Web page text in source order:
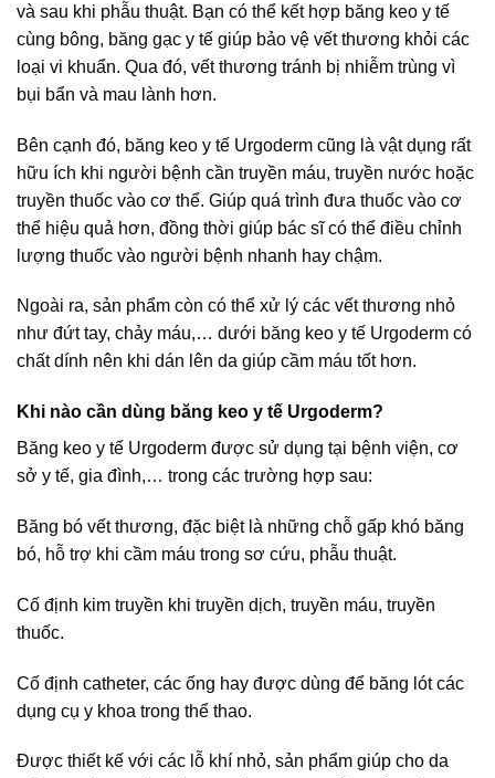
và sau khi phẫu thuật. Bạn có thể kết hợp băng keo y tế
cùng bông, băng gạc y tế giúp bảo vệ vết thương khỏi các
loại vi khuẩn. Qua đó, vết thương tránh bị nhiễm trùng vì
bụi bẩn và mau lành hơn.
Bên cạnh đó, băng keo y tế Urgoderm cũng là vật dụng rất
hữu ích khi người bệnh cần truyền máu, truyền nước hoặc
truyền thuốc vào cơ thể. Giúp quá trình đưa thuốc vào cơ
thể hiệu quả hơn, đồng thời giúp bác sĩ có thể điều chỉnh
lượng thuốc vào người bệnh nhanh hay chậm.
Ngoài ra, sản phẩm còn có thể xử lý các vết thương nhỏ
như đứt tay, chảy máu,… dưới băng keo y tế Urgoderm có
chất dính nên khi dán lên da giúp cầm máu tốt hơn.
Khi nào cần dùng băng keo y tế Urgoderm?
Băng keo y tế Urgoderm được sử dụng tại bệnh viện, cơ
sở y tế, gia đình,… trong các trường hợp sau:
Băng bó vết thương, đặc biệt là những chỗ gấp khó băng
bó, hỗ trợ khi cầm máu trong sơ cứu, phẫu thuật.
Cố định kim truyền khi truyền dịch, truyền máu, truyền
thuốc.
Cố định catheter, các ống hay được dùng để băng lót các
dụng cụ y khoa trong thể thao.
Được thiết kế với các lỗ khí nhỏ, sản phẩm giúp cho da